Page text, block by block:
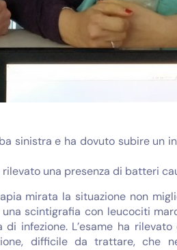
sinistra e ha dovuto subire un
una presenza di batteri
mirata la situazione non
scintigrafia con leucociti
di infezione. L’esame ha
difficile da trattare, che